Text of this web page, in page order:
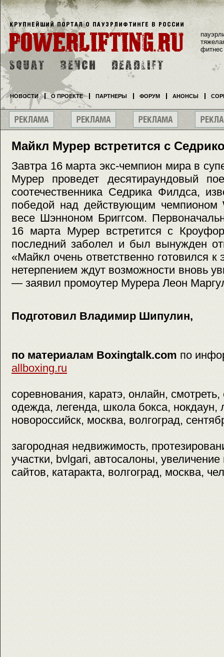
Майкл Мурер встретится с
Завтра 16 марта экс-чемпион мира в
Мурер проведет десятираундовый
соотечественника Седрика Филдса,
победой над действующим чемпионом
весе Шэнноном Бриггсом.
16 марта Мурер встретится с
последний заболел и был вынужден
«Майкл очень ответственно готовился
нетерпением ждут возможности вновь
— заявил промоутер Мурера Леон
Подготовил Владимир Шипулин,
по материалам Boxingtalk.com по
allboxing.ru
соревнования, каратэ, онлайн,
одежда, легенда, школа бокса, нокдаун,
новороссийск, москва, волгоград,
загородная недвижимость,
участки, bvlgari, автосалоны, увеличение
сайтов, катаракта, волгоград, москва,
фитнес
НОВОСТИ О ПРОЕКТЕ ПАРТНЕРЫ ФОРУМ АНОНСЫ